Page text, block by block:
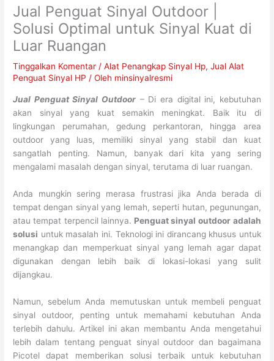
Jual Penguat Sinyal Outdoor |
Solusi Optimal untuk Sinyal Kuat di
Luar Ruangan
Tinggalkan Komentar /Alat Penangkap Sinyal Hp,Jual Alat
Penguat Sinyal HP / Oleh minsinyalresmi
Jual Penguat Sinyal Outdoor – Di era digital ini, kebutuhan
akan sinyal yang kuat semakin meningkat. Baik itu di
lingkungan perumahan, gedung perkantoran, hingga area
outdoor yang luas, memiliki sinyal yang stabil dan kuat
sangatlah penting. Namun, banyak dari kita yang sering
mengalami masalah dengan sinyal, terutama di luar ruangan.
Anda mungkin sering merasa frustrasi jika Anda berada di
tempat dengan sinyal yang lemah, seperti hutan, pegunungan,
atau tempat terpencil lainnya. Penguat sinyal outdoor adalah
solusi untuk masalah ini. Teknologi ini dirancang khusus untuk
menangkap dan memperkuat sinyal yang lemah agar dapat
digunakan dengan lebih baik di lokasi-lokasi yang sulit
dijangkau.
Namun, sebelum Anda memutuskan untuk membeli penguat
sinyal outdoor, penting untuk memahami kebutuhan Anda
terlebih dahulu. Artikel ini akan membantu Anda mengetahui
lebih dalam tentang penguat sinyal outdoor dan bagaimana
Picotel dapat memberikan solusi terbaik untuk kebutuhan